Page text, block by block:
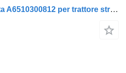
Volano Coroana volanta A6510300812 per trattore stradale Mercedes-Benz SPRINTER